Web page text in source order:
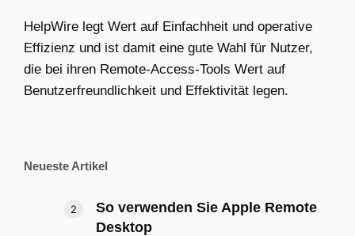
HelpWire legt Wert auf Einfachheit und operative
Effizienz und ist damit eine gute Wahl für Nutzer,
die bei ihren Remote-Access-Tools Wert auf
Benutzerfreundlichkeit und Effektivität legen.
Neueste Artikel
So verwenden Sie Apple Remote
Desktop